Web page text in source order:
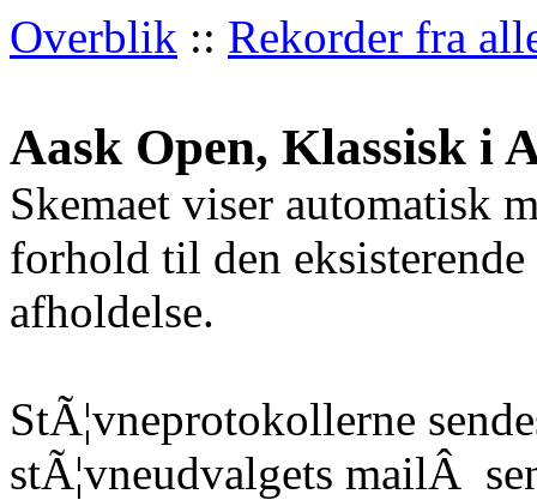
Overblik :: Rekorder fra
Aask Open, Klassisk i
Skemaet viser automatisk
forhold til den
afholdelse.
StÃ¦vneprotokollerne
stÃ¦vneudvalgets mailÂ